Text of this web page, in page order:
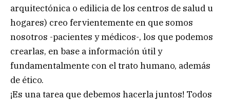
arquitectónica o edilicia de los centros de salud u
hogares) creo fervientemente en que somos
nosotros -pacientes y médicos-, los que podemos
crearlas, en base a información útil y
fundamentalmente con el trato humano, además
de ético.
¡Es una tarea que debemos hacerla juntos! Todos